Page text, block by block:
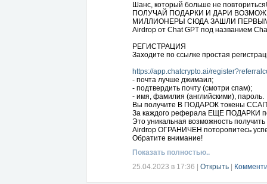
Шанс, который больше не повториться!
ПОЛУЧАЙ ПОДАРКИ И ДАРИ
МИЛЛИОНЕРЫ СЮДА ЗАШЛИ
Airdrop от Chat GPT под названием
РЕГИСТРАЦИЯ
Заходите по ссылке простая
https://app.chatcrypto.ai/
- почта лучше джимаил;
- подтвердить почту (смотри спам);
- имя, фамилия (английскими), пароль.
Вы получите В ПОДАРОК токены
За каждого реферала ЕЩЕ ПОДАРКИ
Это уникальная возможность
Airdrop ОГРАНИЧЕН поторопитесь
Обратите внимание!
Начальная цена - 0,01 доллара США.
Согласно экспертам AI Trade, в конце
может подняться как минимум до 1
Показать полностью..
25.04.2023 в 17:36
Открыть